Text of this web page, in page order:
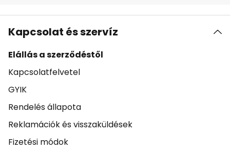
Kapcsolat és szervíz
Elállás a szerződéstől
Kapcsolatfelvetel
GYIK
Rendelés állapota
Reklamációk és visszaküldések
Fizetési módok